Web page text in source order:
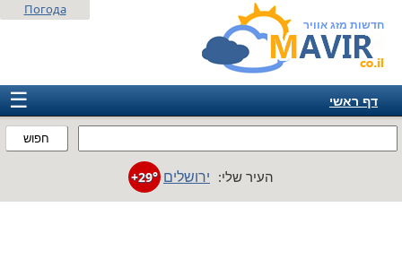
חדשות מזג אוויר
חפוש
Погода
☰
דף ראשי
אמריקה
העיר שלי: ירושלים +29°